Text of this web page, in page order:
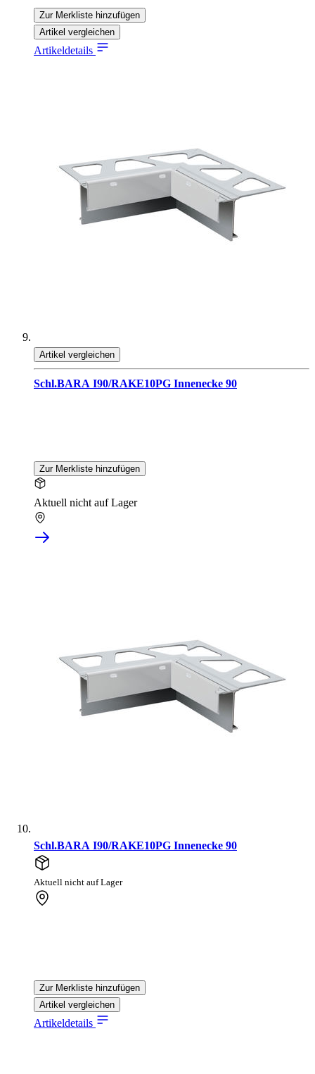
Zur Merkliste hinzufügen
Artikel vergleichen
Artikeldetails
Artikel vergleichen
Schl.BARA I90/RAKE10PG Innenecke 90
Zur Merkliste hinzufügen
Aktuell nicht auf Lager
Schl.BARA I90/RAKE10PG Innenecke 90
Aktuell nicht auf Lager
Zur Merkliste hinzufügen
Artikel vergleichen
Artikeldetails